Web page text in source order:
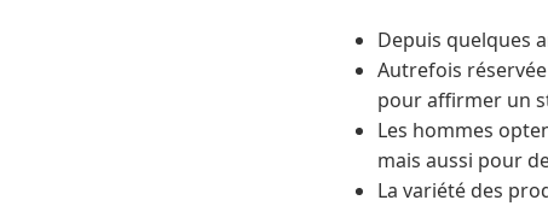
Depuis quelques
Autrefois
pour affirmer un
Les hommes
mais aussi pour
La variété des